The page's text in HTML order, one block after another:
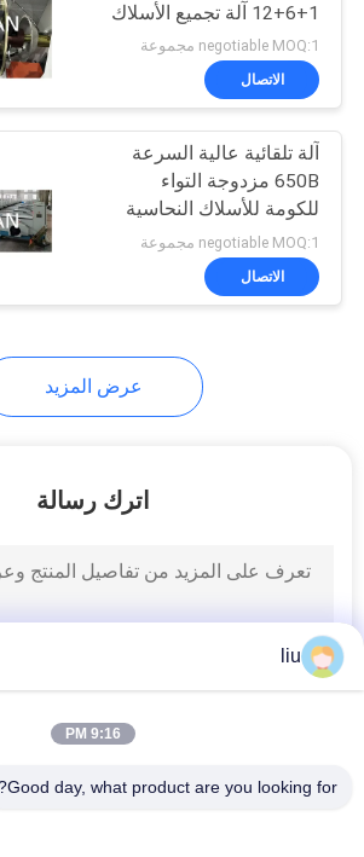
pvc بثق آلة
42
آلة تويست واحدة
كابل آلة البثق
31
1+6+12 آلة تجميع الأسلاك
النحاسية والكابلات
negotiable MOQ:1 مجموعة
الاتصال
آلة تلقائية عالية السرعة
650B مزدوجة التواء
للكومة للأسلاك النحاسية
للتلف المصنعة من أفضل
negotiable MOQ:1 مجموعة
الاتصال
عرض المزيد
اترك رسالة
liu
9:16 PM
Good day, what product are you looking for?